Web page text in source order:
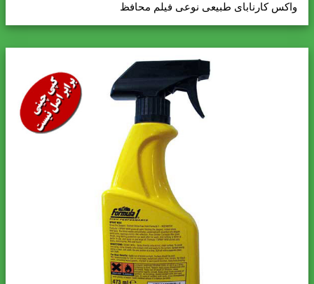
واکس کارنابای طبیعی نوعی فیلم محافظ